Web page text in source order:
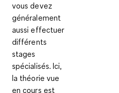
vous devez
généralement
aussi effectuer
différents
stages
spécialisés. Ici,
la théorie vue
en cours est